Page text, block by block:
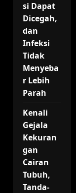
si Dapat
Dicegah,
dan
Infeksi
Tidak
Menyeba
r Lebih
Parah
Kenali
Gejala
Kekuran
gan
Cairan
Tubuh,
Tanda-